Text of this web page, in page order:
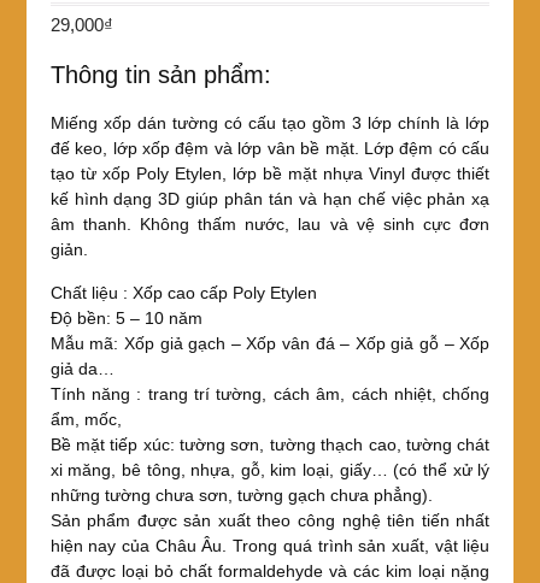
29,000₫
Thông tin sản phẩm:
Miếng xốp dán tường có cấu tạo gồm 3 lớp chính là lớp
đế keo, lớp xốp đệm và lớp vân bề mặt. Lớp đệm có cấu
tạo từ xốp Poly Etylen, lớp bề mặt nhựa Vinyl được thiết
kế hình dạng 3D giúp phân tán và hạn chế việc phản xạ
âm thanh. Không thấm nước, lau và vệ sinh cực đơn
giản.
Chất liệu : Xốp cao cấp Poly Etylen
Độ bền: 5 – 10 năm
Mẫu mã: Xốp giả gạch – Xốp vân đá – Xốp giả gỗ – Xốp
giả da…
Tính năng : trang trí tường, cách âm, cách nhiệt, chống
ẩm, mốc,
Bề mặt tiếp xúc: tường sơn, tường thạch cao, tường chát
xi măng, bê tông, nhựa, gỗ, kim loại, giấy… (có thể xử lý
những tường chưa sơn, tường gạch chưa phẳng).
Sản phẩm được sản xuất theo công nghệ tiên tiến nhất
hiện nay của Châu Âu. Trong quá trình sản xuất, vật liệu
đã được loại bỏ chất formaldehyde và các kim loại nặng